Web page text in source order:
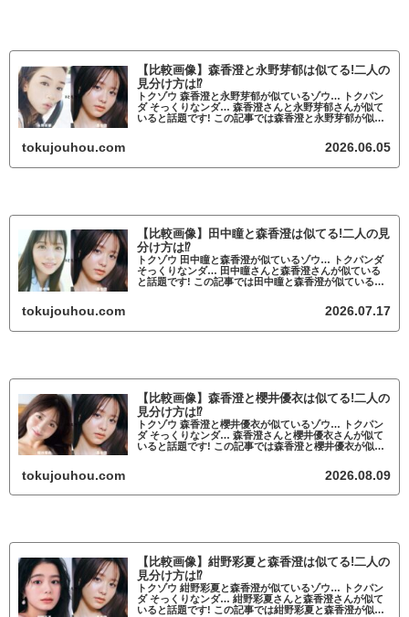
【比較画像】森香澄と永野芽郁は似てる!二人の
見分け方は⁉
トクゾウ 森香澄と永野芽郁が似ているゾウ… トクパン
ダ そっくりなンダ… 森香澄さんと永野芽郁さんが似て
いると話題です! この記事では森香澄と永野芽郁が似て
tokujouhou.com 2026.06.05
【比較画像】田中瞳と森香澄は似てる!二人の見
分け方は⁉
トクゾウ 田中瞳と森香澄が似ているゾウ… トクパンダ
そっくりなンダ… 田中瞳さんと森香澄さんが似ている
と話題です! この記事では田中瞳と森香澄が似ているか
tokujouhou.com 2026.07.17
【比較画像】森香澄と櫻井優衣は似てる!二人の
見分け方は⁉
トクゾウ 森香澄と櫻井優衣が似ているゾウ… トクパン
ダ そっくりなンダ… 森香澄さんと櫻井優衣さんが似て
いると話題です! この記事では森香澄と櫻井優衣が似て
tokujouhou.com 2026.08.09
【比較画像】紺野彩夏と森香澄は似てる!二人の
見分け方は⁉
トクゾウ 紺野彩夏と森香澄が似ているゾウ… トクパン
ダ そっくりなンダ… 紺野彩夏さんと森香澄さんが似て
いると話題です! この記事では紺野彩夏と森香澄が似て